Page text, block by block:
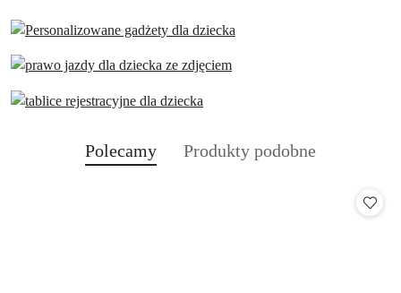
Pomiń karuzelę produktów
Produkty
o
Polecamy
Produkty
Produkty podobne